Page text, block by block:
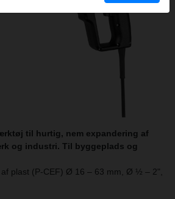
til hurtig, nem expandering af
og industri. Til byggeplads og
plast (P-CEF) Ø 16 – 63 mm, Ø ½ – 2",